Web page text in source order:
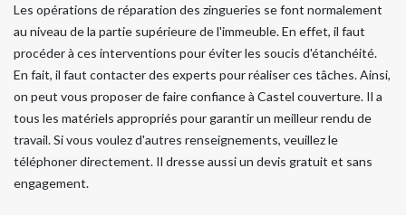
Les opérations de réparation des zingueries se font normalement
au niveau de la partie supérieure de l'immeuble. En effet, il faut
procéder à ces interventions pour éviter les soucis d'étanchéité.
En fait, il faut contacter des experts pour réaliser ces tâches. Ainsi,
on peut vous proposer de faire confiance à Castel couverture. Il a
tous les matériels appropriés pour garantir un meilleur rendu de
travail. Si vous voulez d'autres renseignements, veuillez le
téléphoner directement. Il dresse aussi un devis gratuit et sans
engagement.